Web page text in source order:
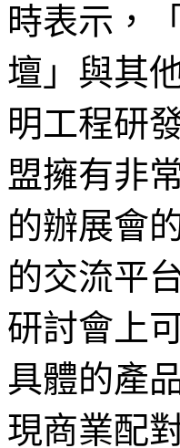
時表示，
壇」與其
明工程研
盟擁有非
的辦展會
的交流平
研討會上
具體的產
現商業配